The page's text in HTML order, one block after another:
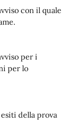
con il quale
per i
per lo
della prova